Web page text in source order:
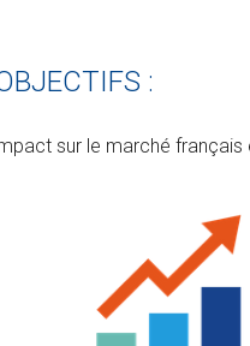
:
sur le marché français